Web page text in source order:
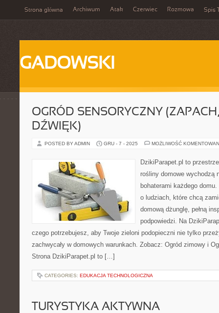
Strona główna Archiwum Atak Czerwiec Rozmowa Spis
GADOWSKI
OGRÓD SENSORYCZNY
DŹWIĘK)
POSTED BY ADMIN GRU - 7 - 2025 MOŻLIWOŚĆ
DzikiParapet.pl to
rośliny domowe wychodzą
bohaterami każdego
o ludziach, które chcą
domową dżunglę, pełną
podpowiedzi. Na
czego potrzebujesz, aby Twoje zieloni podopieczni nie tylko
zachwycały w domowych warunkach. Zobacz: Ogród zimowy i
Strona DzikiParapet.pl to […]
CATEGORIES: EDUKACJA TECHNOLOGICZNA
TURYSTYKA AKTYWNA